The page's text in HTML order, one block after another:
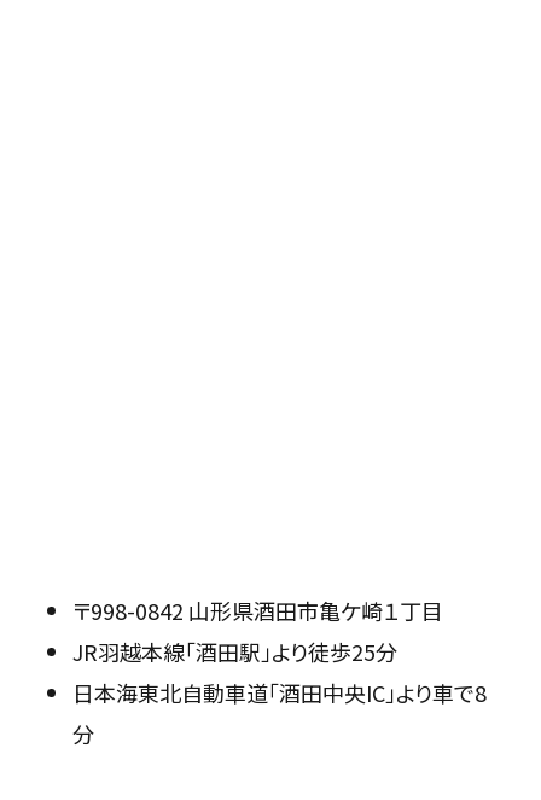
〒998-0842 山形県酒田市亀ケ崎１丁目
JR羽越本線「酒田駅」より徒歩25分
日本海東北自動車道「酒田中央IC」より車で8
分